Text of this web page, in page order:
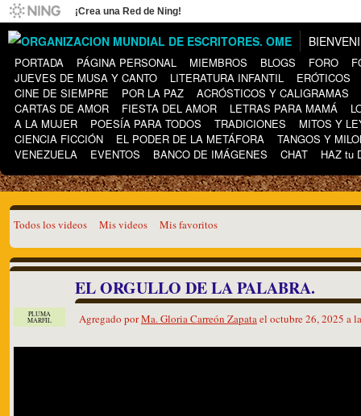
¡Crea una Red de Ning!
PORTADA PÁGINA PERSONAL MIEMBROS BLOGS FORO
JUEVES DE MUSA Y CANTO
LITERATURA INFANTIL
ERÓTICOS
CINE DE SIEMPRE
POR LA PAZ
ACRÓSTICOS Y CALIGRAMAS
CARTAS DE AMOR
FIESTA DEL AMOR LETRAS PARA MAMÁ
A LA MUJER
POESÍA PARA TODOS TRADICIONES
MITOS Y
CIENCIA FICCIÓN
EL PODER DE LA METÁFORA
TANGOS Y
VENEZUELA
EVENTOS BANCO DE IMÁGENES CHAT HAZ tu
Todos los videos Mis videos Mis favoritos
PLUMA
MARFIL
EL ORGULLO DE LA PALABRA.
Agregado porMa. Gloria Carreón Zapatael octubre 26, 2025 a